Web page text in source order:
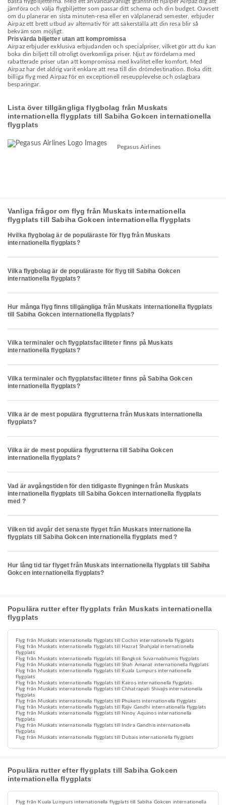
jämföra och välja flygbiljetter som passar ditt schema och din budget. Oavsett
om du planerar en sista minuten-resa eller en välplanerad semester, erbjuder
Airpaz ett brett utbud av alternativ för att säkerställa att din resa blir så
bekväm som möjligt.
Prisvärda biljetter utan att kompromissa
Airpaz erbjuder exklusiva erbjudanden och specialpriser, vilket gör att du kan
boka din biljett till otroligt överkomliga priser. Njut av fördelarna med
rabatterade priser utan att kompromissa med kvalitet eller komfort. Med
Airpaz har det aldrig varit enklare att resa till din drömdestination. Boka ditt
billiga flyg med Airpaz för en exceptionell reseupplevelse och oslagbara
besparingar.
Lista över tillgängliga flygbolag från Muskats
internationella flygplats till Sabiha Gokcen internationella
flygplats
Pegasus Airlines
Vanliga frågor om flyg från Muskats internationella
flygplats till Sabiha Gokcen internationella flygplats
Hvilka flygbolag är de populäraste för flyg från Muskats
internationella flygplats?
Vilka flygbolag är de populäraste för flyg till Sabiha Gokcen
internationella flygplats?
Hur många flyg finns tillgängliga från Muskats internationella flygplats
till Sabiha Gokcen internationella flygplats?
Vilka terminaler och flygplatsfaciliteter finns på Muskats
internationella flygplats?
Vilka terminaler och flygplatsfaciliteter finns på Sabiha Gokcen
internationella flygplats?
Vilka är de mest populära flygrutterna från Muskats internationella
flygplats?
Vilka är de mest populära flygrutterna till Sabiha Gokcen
internationella flygplats?
Vad är avgångstiden för den tidigaste flygningen från Muskats
internationella flygplats till Sabiha Gokcen internationella flygplats
med ?
Vilken tid avgår det senaste flyget från Muskats internationella
flygplats till Sabiha Gokcen internationella flygplats med ?
Hur lång tid tar flyget från Muskats internationella flygplats till Sabiha
Gokcen internationella flygplats?
Populära rutter efter flygplats från Muskats internationella
flygplats
Flyg från Muskats internationella flygplats till Cochin internationella flygplats
Flyg från Muskats internationella flygplats till Hazrat Shahjalal internationella
flygplats
Flyg från Muskats internationella flygplats till Bangkok Suvarnabhumis flygplats
Flyg från Muskats internationella flygplats till Shah Amanat internationella flygplats
Flyg från Muskats internationella flygplats till Kuala Lumpurs internationella
flygplats
Flyg från Muskats internationella flygplats till Kairos internationella flygplats
Flyg från Muskats internationella flygplats till Chhatrapati Shivajis internationella
flygplats
Flyg från Muskats internationella flygplats till Phukets internationella flygplats
Flyg från Muskats internationella flygplats till Rajiv Gandhi internationella flygplats
Flyg från Muskats internationella flygplats till Ninoy Aquinos internationella
flygplats
Flyg från Muskats internationella flygplats till Indira Gandhis internationella
flygplats
Flyg från Muskats internationella flygplats till Dubais internationella flygplats
Populära rutter efter flygplats till Sabiha Gokcen
internationella flygplats
Flyg från Kuala Lumpurs internationella flygplats till Sabiha Gokcen internationella